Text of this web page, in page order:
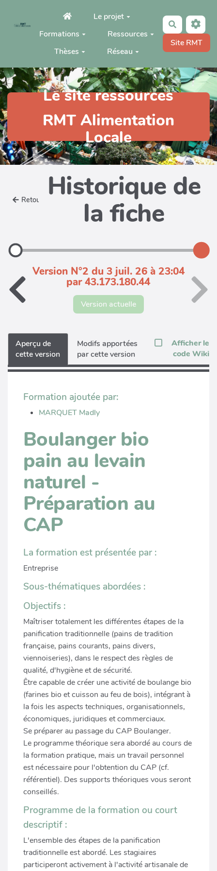
Aller au contenu principalLe projet
Formations
Ressources
Thèses
Réseau
Rechercher
Site RMT
Le site ressources
RMT Alimentation
Locale
Retour
Historique de
la fiche
Version N°2 du 3 juil. 26 à 23:04
par 43.173.180.44
Version actuelle
Aperçu de
cette version
Modifs apportées
par cette version
Afficher le
code Wiki
Formation ajoutée par:
MARQUET Madly
Boulanger bio
pain au levain
naturel -
Préparation au
CAP
La formation est présentée par :
Entreprise
Sous-thématiques abordées :
Objectifs :
Maîtriser totalement les différentes étapes de la
panification traditionnelle (pains de tradition
française, pains courants, pains divers,
viennoiseries), dans le respect des règles de
qualité, d'hygiène et de sécurité.
Être capable de créer une activité de boulange bio
(farines bio et cuisson au feu de bois), intégrant à
la fois les aspects techniques, organisationnels,
économiques, juridiques et commerciaux.
Se préparer au passage du CAP Boulanger.
Le programme théorique sera abordé au cours de
la formation pratique, mais un travail personnel
est nécessaire pour l'obtention du CAP (cf.
référentiel). Des supports théoriques vous seront
conseillés.
Programme de la formation ou court
descriptif :
L'ensemble des étapes de la panification
traditionnelle est abordé. Les stagiaires
participeront activement à l'activité artisanale de